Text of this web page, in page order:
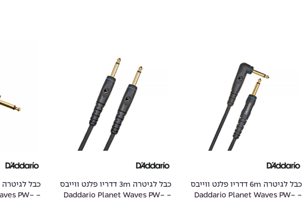
כבל לגיטרה 6m דדריו פלנט ווייבס
- Daddario Planet Waves PW-
כבל לגיטרה 3m דדריו פלנט ווייבס
- Daddario Planet Waves PW-
PW-